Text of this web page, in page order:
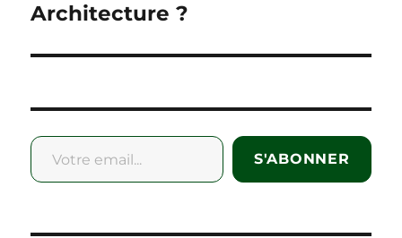
Architecture ?
Votre email...
S'ABONNER